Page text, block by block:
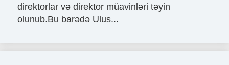
direktorlar və direktor müavinləri təyin
olunub.Bu barədə Ulus...